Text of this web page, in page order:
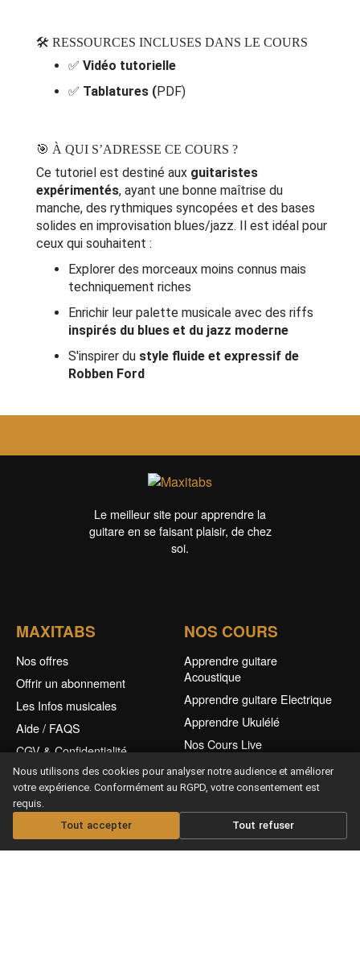
🛠️ RESSOURCES INCLUSES DANS LE COURS
✅ Vidéo tutorielle
✅ Tablatures (PDF)
🎯 À QUI S’ADRESSE CE COURS ?
Ce tutoriel est destiné aux guitaristes
expérimentés, ayant une bonne maîtrise du
manche, des rythmiques syncopées et des bases
solides en improvisation blues/jazz. Il est idéal pour
ceux qui souhaitent :
Explorer des morceaux moins connus mais
techniquement riches
Enrichir leur palette musicale avec des riffs
inspirés du blues et du jazz moderne
S'inspirer du style fluide et expressif de
Robben Ford
Le meilleur site pour apprendre la
guitare en se faisant plaisir, de chez
soi.
MAXITABS
Nos offres
Offrir un abonnement
Les Infos musicales
Aide / FAQS
CGV & Confidentialité
NOS COURS
Apprendre guitare
Acoustique
Apprendre guitare Electrique
Apprendre Ukulélé
Nos Cours Live
Nos Partitions
Nous utilisons des cookies pour analyser notre audience et améliorer
votre expérience. Conformément au RGPD, votre consentement est
requis.
Tout accepter
Tout refuser